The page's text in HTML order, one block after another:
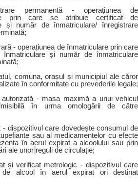
permanentă - operațiunea de
prin care se atribuie certificat de
și număr de înmatriculare/ înregistrare
- operațiunea de înmatriculare prin care
și număr de înmatriculare
comuna, orașul și municipiul ale căror
în conformitate cu prevederile legale;
- masa maximă a unui vehicul
în urma omologării de către
- dispozitivul care dovedește consumul de
sau al medicamentelor cu efecte
în aerul expirat a alcoolului sau prin
ale unor reguli de circulație;
și verificat metrologic - dispozitivul care
de alcool în aerul expirat ori destinat